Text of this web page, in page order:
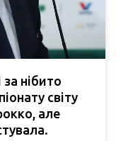
нібито
світу
але